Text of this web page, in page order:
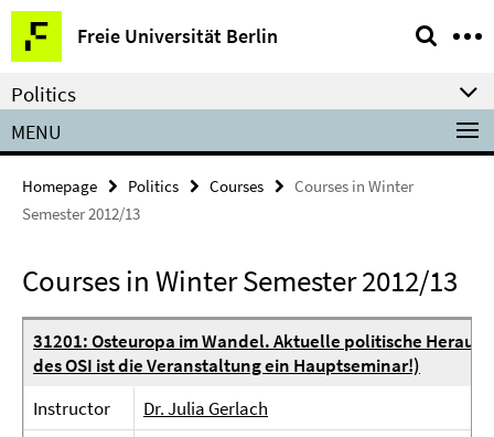
Springe
direkt
zu
Inhalt
Freie Universität Berlin
Service
Navigation
Politics
MENU
Homepage Politics Courses
Courses in Winter
Semester 2012/13
Courses in Winter Semester 2012/13
31201: Osteuropa im Wandel. Aktuelle politische
des OSI ist die Veranstaltung ein Hauptseminar!)
Instructor
Dr. Julia Gerlach